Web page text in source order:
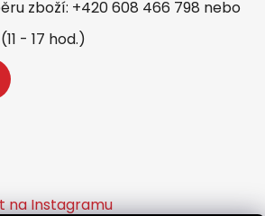
zboží: +420 608 466 798 nebo
- 17 hod.)
na Instagramu